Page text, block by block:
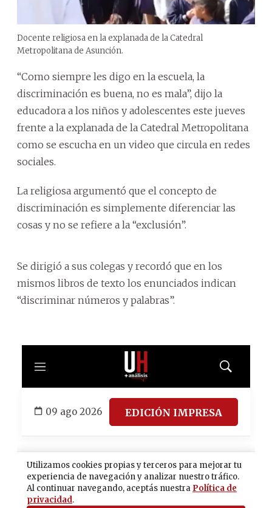
Docente religiosa en la explanada de la Catedral
Metropolitana de Asunción.
“Como siempre les digo en la escuela, la
discriminación es buena, no es mala”, dijo la
educadora a los niños y adolescentes este jueves
frente a la explanada de la Catedral Metropolitana
como se escucha en un video que circula en redes
sociales.
La religiosa argumentó que el concepto de
discriminación es simplemente diferenciar las
cosas y no se refiere a la “exclusión”.
Se dirigió a sus colegas y recordó que en los
mismos libros de texto los enunciados indican
“discriminar números y palabras”.